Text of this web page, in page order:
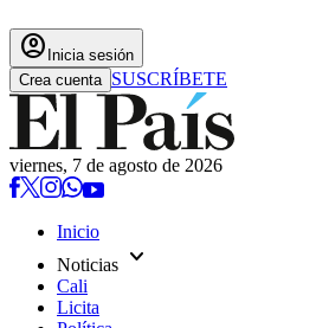
account_circle Inicia sesión
Crea cuenta SUSCRÍBETE
viernes, 7 de agosto de 2026
Inicio
Noticias expand_more
Cali
Licita